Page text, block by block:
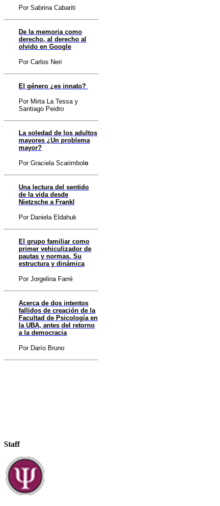
Por Sabrina Cabariti
De la memoria como
derecho, al derecho al
olvido en Google
Por Carlos Neri
El género ¿es innato?
Por Mirta La Tessa y
Santiago Peidro
La soledad de los adultos
mayores ¿Un problema
mayor?
Por Graciela Scarimbol o
Una lectura del sentido
de la vida desde
Nietzsche a Frankl
Por Daniela Eldahuk
El grupo familiar como
primer vehiculizador de
pautas y normas. Su
estructura y dinámica
Por Jorgelina Farré
Acerca de dos intentos
fallidos de creación de la
Facultad de Psicología en
la UBA, antes del retorno
a la democracia
Por Darío Bruno
Staff